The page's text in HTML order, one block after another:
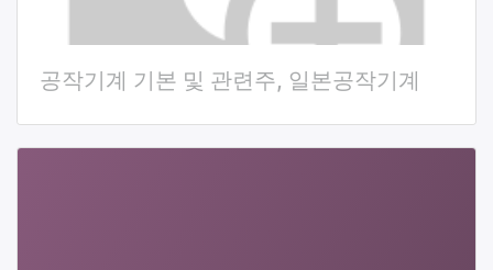
공작기계 기본 및 관련주, 일본공작기계